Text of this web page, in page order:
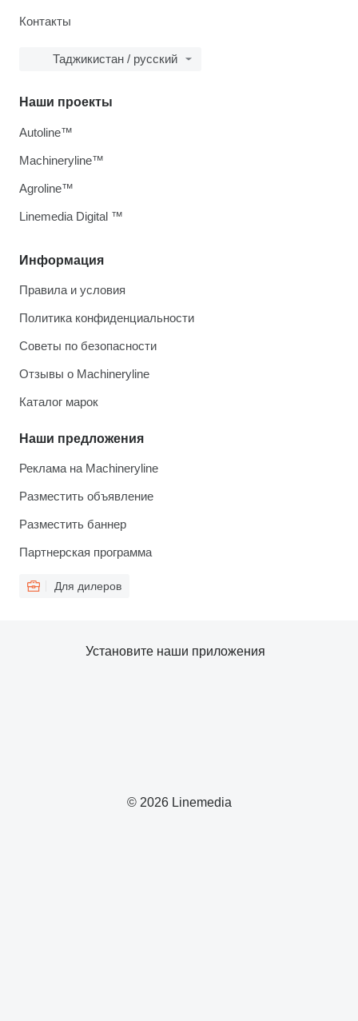
Контакты
Таджикистан / русский
Информация
Правила и условия
Политика конфиденциальности
Советы по безопасности
Отзывы о Machineryline
Каталог марок
Наши предложения
Реклама на Machineryline
Разместить объявление
Разместить баннер
Партнерская программа
Для дилеров
Наши проекты
Autoline™
Machineryline™
Agroline™
Linemedia Digital ™
© 2026 Linemedia
Установите наши приложения